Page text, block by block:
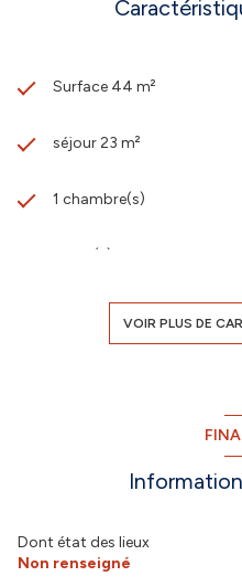
Surface 44 m²
séjour 23 m²
1 chambre(s)
1 salle(s) d'eau
2 parking(s)
1 niveau(x)
VOIR PLUS DE
Dont état des lieux
Non renseigné